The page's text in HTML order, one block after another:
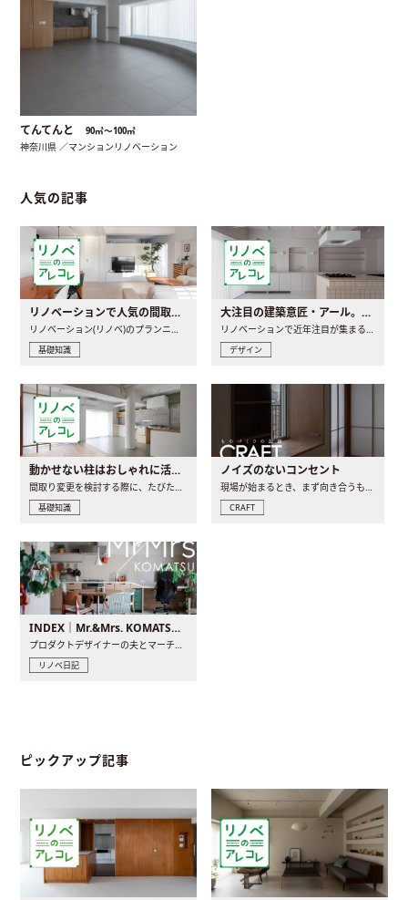
てんてんと 90㎡〜100㎡
神奈川県 ／マンションリノベーション
人気の記事
リノベーションで人気の間取りとは？トレンドの間取りと実例を徹底解説
基礎知識
大注目の建築意匠・アール。人気の理由と空間に取り入れるポイント
デザイン
動かせない柱はおしゃれに活用！柱を魅せるリノベーション(リノベ)4選
基礎知識
ノイズのないコンセント
CRAFT
INDEX｜Mr.&Mrs. KOMATSU renovation diary
リノベ日記
ピックアップ記事